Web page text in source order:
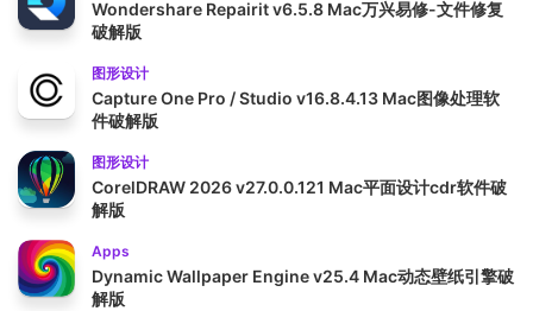
Wondershare Repairit v6.5.8 Mac万兴易修-文件修复
破解版
图形设计
Capture One Pro / Studio v16.8.4.13 Mac图像处理软
件破解版
图形设计
CorelDRAW 2026 v27.0.0.121 Mac平面设计cdr软件破
解版
Apps
Dynamic Wallpaper Engine v25.4 Mac动态壁纸引擎破
解版